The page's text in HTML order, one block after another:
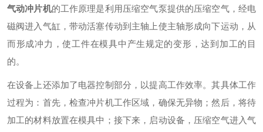
气动冲片机的工作原理是利用压缩空气泵提供的压缩空气，经电
磁阀进入气缸，带动活塞传动到主轴上使主轴形成向下运动，从
而形成冲力，使工件在模具中产生规定的变形，达到加工的目
的。
在设备上还添加了电器控制部分，以提高工作效率。其具体工作
过程为：首先，检查冲片机工作区域，确保无异物；然后，将待
加工的材料放置在模具中；接下来，启动设备，压缩空气进入气